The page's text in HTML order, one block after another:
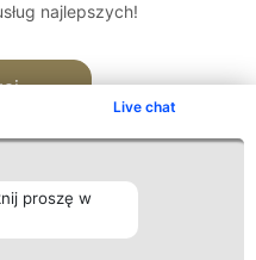
Live chat
proszę w
najlepszych!